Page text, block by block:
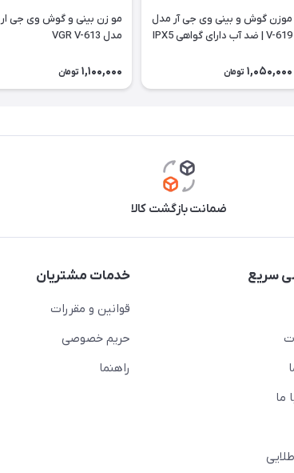
موزن گوش و بینی وی جی آر مدل
V-619 | ضد آب دارای گواهی IPX5
1,050,000 تومان
مو زن بینی و گوش وی جی ار
مدل VGR V-613
1,100,000 تومان
ضمانت بازگشت کالا
سریع
ما
خدمات مشتریان
قوانین و مقررات
حریم خصوصی
راهنما